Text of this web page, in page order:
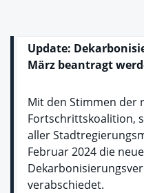
Update:
März beantragt
Mit den Stimmen der
Fortschrittskoalition,
aller
Februar 2024 die
verabschiedet.